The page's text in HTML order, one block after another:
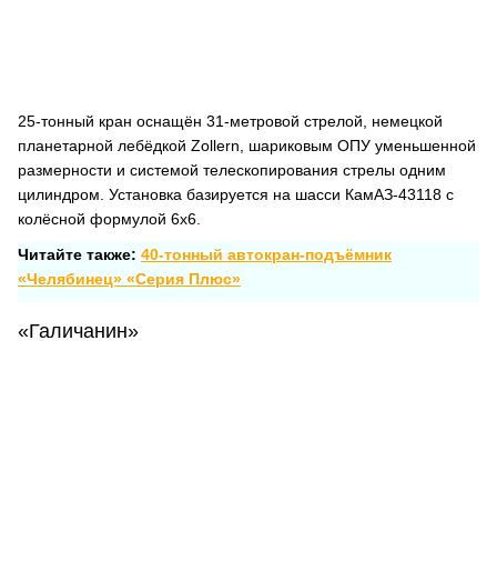
25-тонный кран оснащён 31-метровой стрелой, немецкой
планетарной лебёдкой Zollern, шариковым ОПУ уменьшенной
размерности и системой телескопирования стрелы одним
цилиндром. Установка базируется на шасси КамАЗ-43118 с
колёсной формулой 6х6.
Читайте также: 40-тонный автокран-подъёмник
«Челябинец» «Серия Плюс»
«Галичанин»